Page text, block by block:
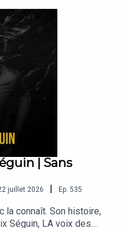
plus durs avec les
LA question : « qui serait
si Suzuki n'était pas
heure de débats, zéro
à l’Enclav pour leur
Place Bell!
| Sans
juillet 2026 | Ep. 535
la connaît. Son histoire,
Séguin, LA voix des